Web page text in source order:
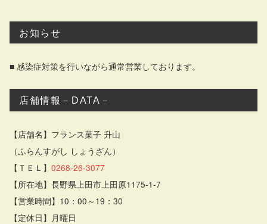
お知らせ
■ 感染症対策を行いながら通常営業しております。
店舗情報－DATA－
【店舗名】フランス菓子 升山
（ふらんすがし しょうざん）
【ＴＥＬ】 0268-26-3077
【所在地】長野県上田市上田原1175-1-7
【営業時間】10：00～19：30
【定休日】月曜日